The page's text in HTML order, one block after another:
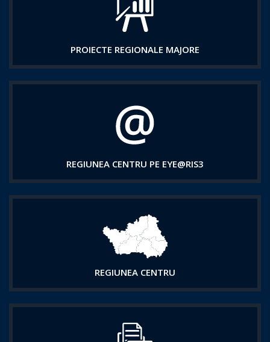
PROIECTE REGIONALE MAJORE
REGIUNEA CENTRU PE EYE@RIS3
REGIUNEA CENTRU